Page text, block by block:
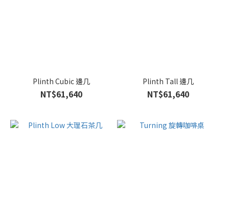
Plinth Cubic 邊几
NT$61,640
Plinth Tall 邊几
NT$61,640